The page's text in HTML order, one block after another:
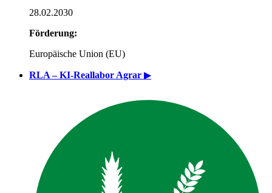
28.02.2030
Förderung:
Europäische Union (EU)
RLA – KI-Reallabor Agrar ▶